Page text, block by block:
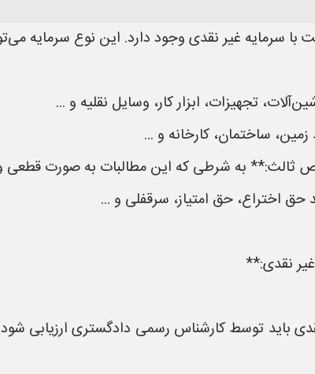
با سرمایه غیر نقدی وجود دارد. این نوع سرمایه
تجهیزات، ابزار کار، وسایل نقلیه و ...
ساختمان، کارخانه و ...
ثالث:** به شرطی که این مطالبات به صورت قطعی
اختراع، حق امتیاز، سرقفلی و ...
نقدی:**
باید توسط کارشناس رسمی دادگستری ارزیابی